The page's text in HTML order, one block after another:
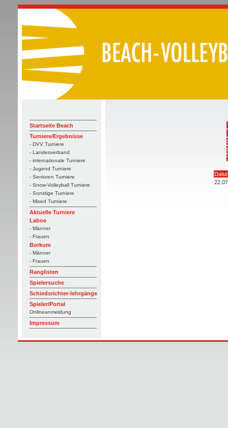
Startseite Beach
Turniere/Ergebnisse
- DVV Turniere
- Landesverband
- internationale Turniere
- Jugend Turniere
- Senioren Turniere
- Snow-Volleyball Turniere
- Sonstige Turniere
- Mixed Turniere
Aktuelle Turniere
Laboe
- Männer
- Frauen
Borkum
- Männer
- Frauen
Ranglisten
Spielersuche
Schiedsrichter-lehrgänge
Spieler/Portal
Onlineanmeldung
Impressum